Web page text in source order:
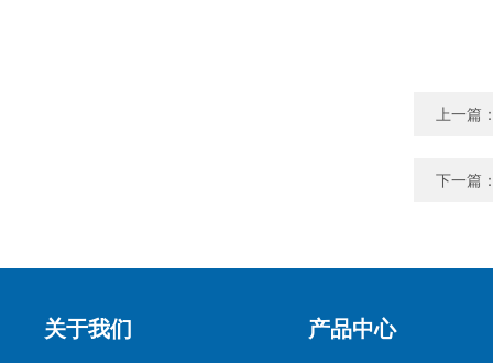
上一篇
下一篇
关于我们 产品中心